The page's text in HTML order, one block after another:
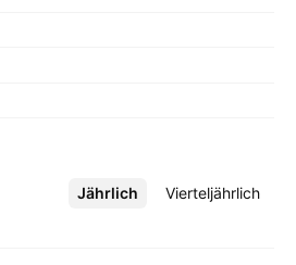
Jährlich Vierteljährlich
Mehr